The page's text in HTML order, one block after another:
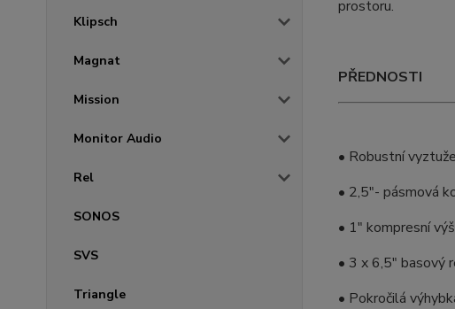
Klipsch
Magnat
Mission
Monitor Audio
Rel
SONOS
SVS
Triangle
prostoru.
PŘEDNOSTI
• Robustní
• 2,5"- pásmová
• 1" kompresní
• 3 x 6,5" basový
• Pokročilá